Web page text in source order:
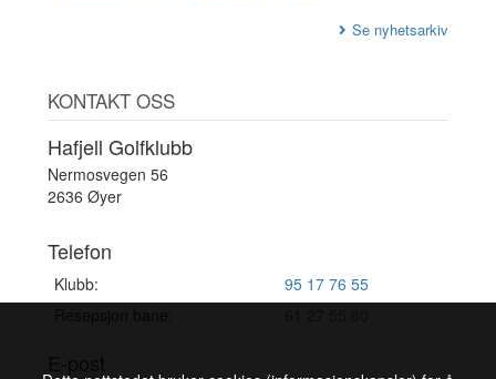
Se nyhetsarkiv
KONTAKT OSS
Hafjell Golfklubb
Nermosvegen 56
2636 Øyer
Telefon
Klubb:
95 17 76 55